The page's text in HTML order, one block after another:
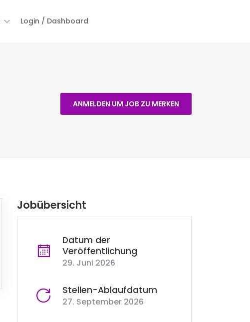
Login / Dashboard
ANMELDEN UM JOB ZU MERKEN
Jobübersicht
Datum der
Veröffentlichung
29. Juni 2026
Stellen-Ablaufdatum
27. September 2026